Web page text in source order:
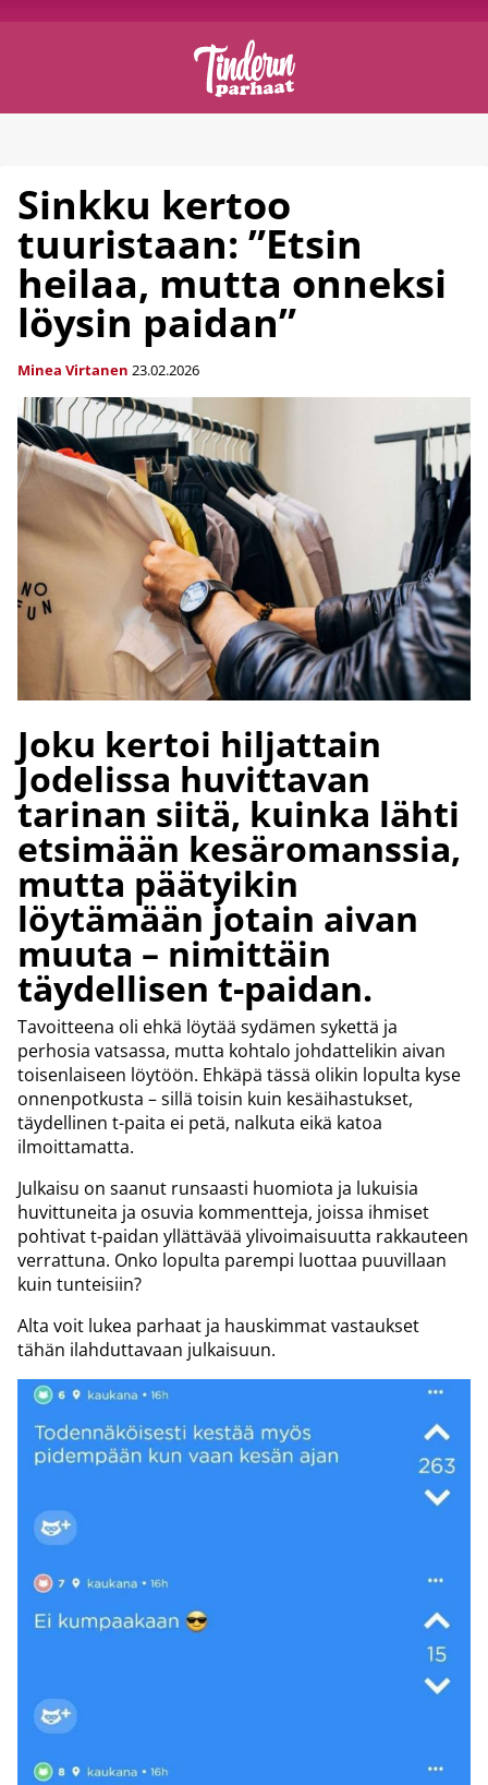
Sinkku kertoo
tuuristaan: ”Etsin
heilaa, mutta onneksi
löysin paidan”
Minea Virtanen 23.02.2026
Joku kertoi hiljattain
Jodelissa huvittavan
tarinan siitä, kuinka lähti
etsimään kesäromanssia,
mutta päätyikin
löytämään jotain aivan
muuta – nimittäin
täydellisen t-paidan.
Tavoitteena oli ehkä löytää sydämen sykettä ja
perhosia vatsassa, mutta kohtalo johdattelikin aivan
toisenlaiseen löytöön. Ehkäpä tässä olikin lopulta kyse
onnenpotkusta – sillä toisin kuin kesäihastukset,
täydellinen t-paita ei petä, nalkuta eikä katoa
ilmoittamatta.
Julkaisu on saanut runsaasti huomiota ja lukuisia
huvittuneita ja osuvia kommentteja, joissa ihmiset
pohtivat t-paidan yllättävää ylivoimaisuutta rakkauteen
verrattuna. Onko lopulta parempi luottaa puuvillaan
kuin tunteisiin?
Alta voit lukea parhaat ja hauskimmat vastaukset
tähän ilahduttavaan julkaisuun.